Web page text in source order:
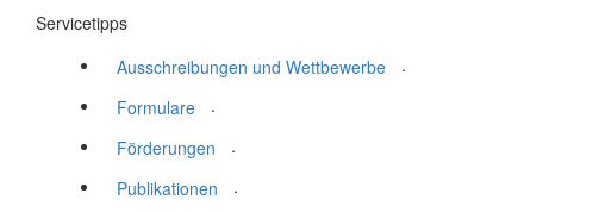
Servicetipps
Ausschreibungen und Wettbewerbe
.
Formulare
.
Förderungen
.
Publikationen
.